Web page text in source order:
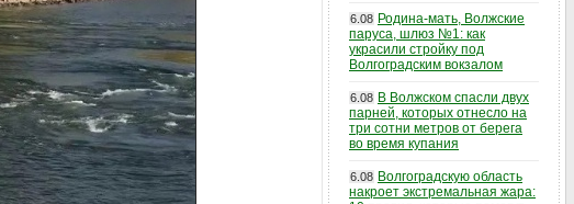
6.08 Родина-мать, Волжские
паруса, шлюз №1: как
украсили стройку под
Волгоградским вокзалом
6.08 В Волжском спасли двух
парней, которых отнесло на
три сотни метров от берега
во время купания
6.08 Волгоградскую область
накроет экстремальная жара: